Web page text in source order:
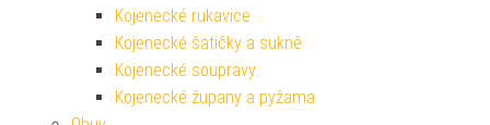
Kojenecké rukavice
Kojenecké šatičky a sukně
Kojenecké soupravy
Kojenecké župany a pyžama